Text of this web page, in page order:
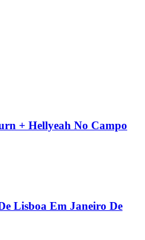
+ Hellyeah No Campo
Lisboa Em Janeiro De